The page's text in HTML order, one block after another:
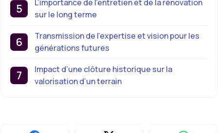
L’importance de l’entretien et de la rénovation
sur le long terme
Transmission de l’expertise et vision pour les
générations futures
Impact d’une clôture historique sur la
valorisation d’un terrain